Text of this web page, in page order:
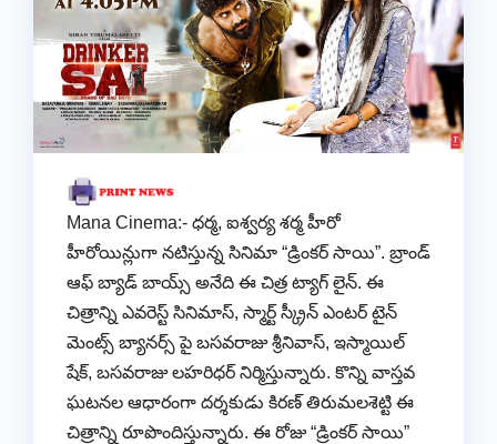
Mana Cinema:- ధర్మ, ఐశ్వర్య శర్మ హీరో
హీరోయిన్లుగా నటిస్తున్న సినిమా “డ్రింకర్ సాయి”. బ్రాండ్
ఆఫ్ బ్యాడ్ బాయ్స్ అనేది ఈ చిత్ర ట్యాగ్ లైన్. ఈ
చిత్రాన్ని ఎవరెస్ట్ సినిమాస్, స్మార్ట్ స్క్రీన్ ఎంటర్ టైన్
మెంట్స్ బ్యానర్స్ పై బసవరాజు శ్రీనివాస్, ఇస్మాయిల్
షేక్, బసవరాజు లహరిధర్ నిర్మిస్తున్నారు. కొన్ని వాస్తవ
ఘటనల ఆధారంగా దర్శకుడు కిరణ్ తిరుమలశెట్టి ఈ
చిత్రాన్ని రూపొందిస్తున్నారు. ఈ రోజు “డ్రింకర్ సాయి”